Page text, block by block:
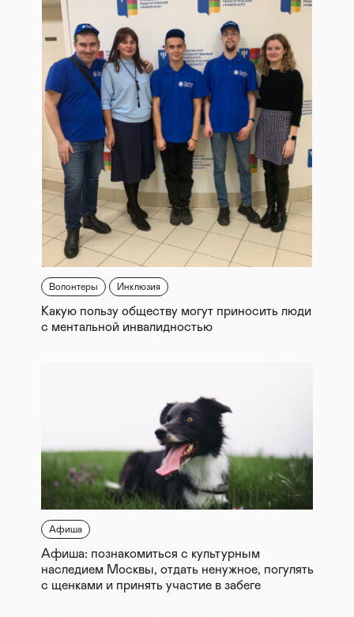
Волонтеры Инклюзия
Какую пользу обществу могут приносить люди
с ментальной инвалидностью
Афиша
Афиша: познакомиться с культурным
наследием Москвы, отдать ненужное, погулять
с щенками и принять участие в забеге